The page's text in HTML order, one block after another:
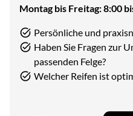
Montag bis Freitag: 8:00
Persönliche und
Haben Sie Fragen zur
passenden Felge?
Welcher Reifen ist